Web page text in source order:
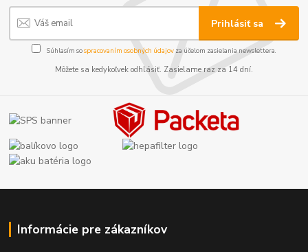
Prihlásiť sa
Súhlasím sospracovaním osobných údajov za účelom zasielania newslettera.
Môžete sa kedykoľvek odhlásiť. Zasielame raz za 14 dní.
Informácie pre zákazníkov